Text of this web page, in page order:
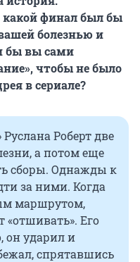
финал был бы
болезнью и
бы вы сами
чтобы не было
в сериале?
Роберт две
а потом еще
сборы. Однажды к
за ними. Когда
маршрутом,
«отшивать». Его
он ударил и
спрятавшись